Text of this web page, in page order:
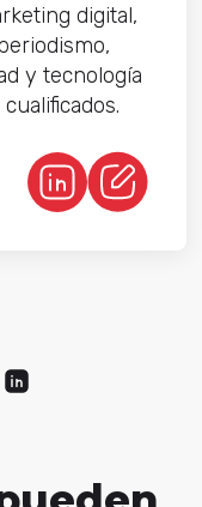
digital,
y tecnología